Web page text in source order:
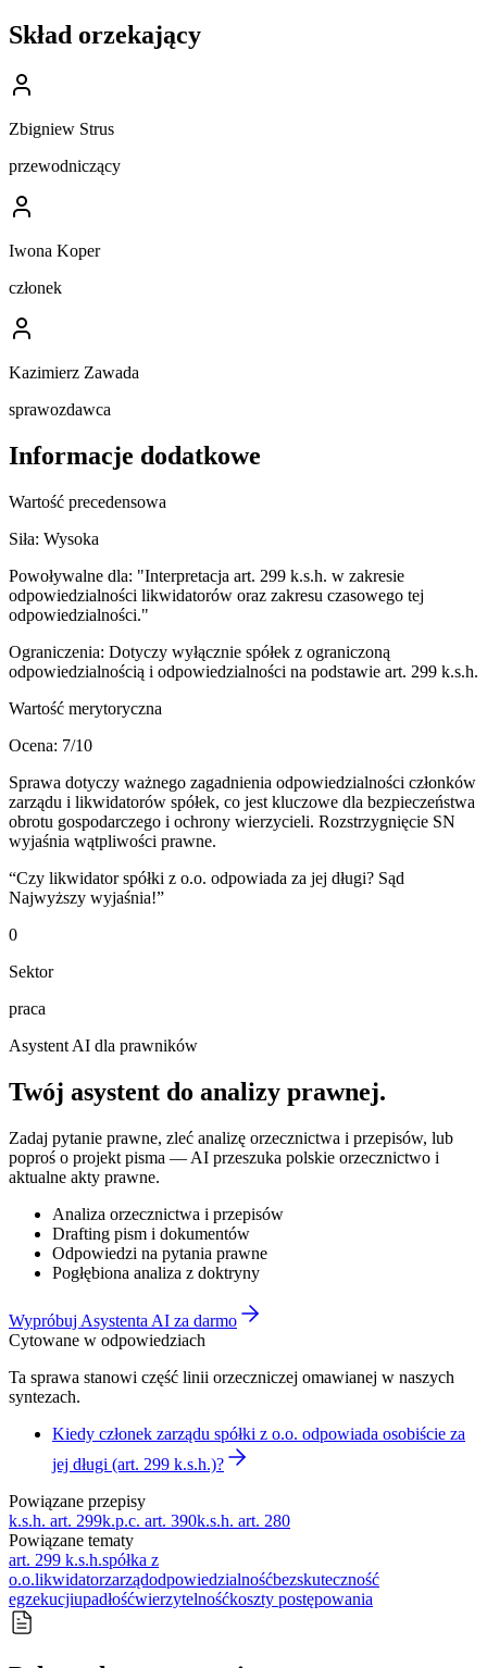
Skład orzekający
Zbigniew Strus
przewodniczący
Iwona Koper
członek
Kazimierz Zawada
sprawozdawca
Informacje dodatkowe
Wartość precedensowa
Siła: Wysoka
Powoływalne dla: "Interpretacja art. 299 k.s.h. w zakresie
odpowiedzialności likwidatorów oraz zakresu czasowego tej
odpowiedzialności."
Ograniczenia: Dotyczy wyłącznie spółek z ograniczoną
odpowiedzialnością i odpowiedzialności na podstawie art. 299 k.s.h.
Wartość merytoryczna
Ocena: 7/10
Sprawa dotyczy ważnego zagadnienia odpowiedzialności członków
zarządu i likwidatorów spółek, co jest kluczowe dla bezpieczeństwa
obrotu gospodarczego i ochrony wierzycieli. Rozstrzygnięcie SN
wyjaśnia wątpliwości prawne.
“Czy likwidator spółki z o.o. odpowiada za jej długi? Sąd
Najwyższy wyjaśnia!”
0
Sektor
praca
Asystent AI dla prawników
Twój asystent do analizy prawnej.
Zadaj pytanie prawne, zleć analizę orzecznictwa i przepisów, lub
poproś o projekt pisma — AI przeszuka polskie orzecznictwo i
aktualne akty prawne.
Analiza orzecznictwa i przepisów
Drafting pism i dokumentów
Odpowiedzi na pytania prawne
Pogłębiona analiza z doktryny
Wypróbuj Asystenta AI za darmo
Cytowane w odpowiedziach
Ta sprawa stanowi część linii orzeczniczej omawianej w naszych
syntezach.
Kiedy członek zarządu spółki z o.o. odpowiada osobiście za
jej długi (art. 299 k.s.h.)?
Powiązane przepisy
k.s.h. art. 299k.p.c. art. 390k.s.h. art. 280
Powiązane tematy
art. 299 k.s.h.spółka z
o.o.likwidatorzarządodpowiedzialnośćbezskuteczność
egzekucjiupadłośćwierzytelnośćkoszty postępowania